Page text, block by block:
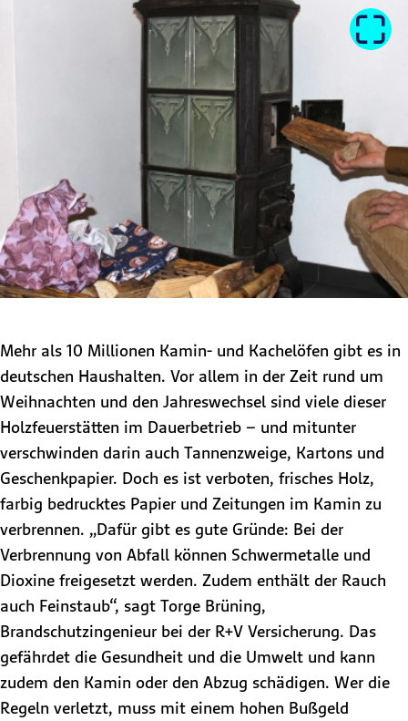
Mehr als 10 Millionen Kamin- und Kachelöfen gibt es in
deutschen Haushalten. Vor allem in der Zeit rund um
Weihnachten und den Jahreswechsel sind viele dieser
Holzfeuerstätten im Dauerbetrieb – und mitunter
verschwinden darin auch Tannenzweige, Kartons und
Geschenkpapier. Doch es ist verboten, frisches Holz,
farbig bedrucktes Papier und Zeitungen im Kamin zu
verbrennen. „Dafür gibt es gute Gründe: Bei der
Verbrennung von Abfall können Schwermetalle und
Dioxine freigesetzt werden. Zudem enthält der Rauch
auch Feinstaub“, sagt Torge Brüning,
Brandschutzingenieur bei der R+V Versicherung. Das
gefährdet die Gesundheit und die Umwelt und kann
zudem den Kamin oder den Abzug schädigen. Wer die
Regeln verletzt, muss mit einem hohen Bußgeld